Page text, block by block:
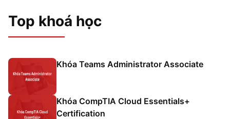
Top khoá học
Khóa Teams Administrator Associate
Khóa CompTIA Cloud Essentials+
Certification